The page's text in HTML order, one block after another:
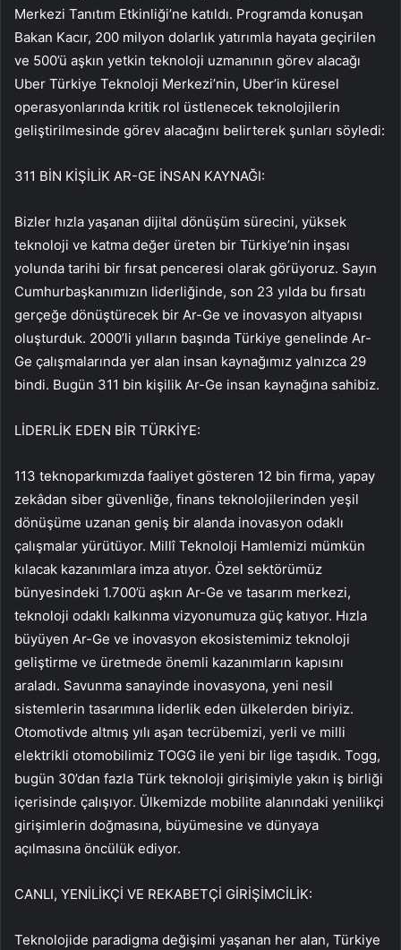
Merkezi Tanıtım Etkinliği’ne katıldı. Programda konuşan
Bakan Kacır, 200 milyon dolarlık yatırımla hayata geçirilen
ve 500’ü aşkın yetkin teknoloji uzmanının görev alacağı
Uber Türkiye Teknoloji Merkezi’nin, Uber’in küresel
operasyonlarında kritik rol üstlenecek teknolojilerin
geliştirilmesinde görev alacağını belirterek şunları söyledi:
311 BİN KİŞİLİK AR-GE İNSAN KAYNAĞI:
Bizler hızla yaşanan dijital dönüşüm sürecini, yüksek
teknoloji ve katma değer üreten bir Türkiye’nin inşası
yolunda tarihi bir fırsat penceresi olarak görüyoruz. Sayın
Cumhurbaşkanımızın liderliğinde, son 23 yılda bu fırsatı
gerçeğe dönüştürecek bir Ar-Ge ve inovasyon altyapısı
oluşturduk. 2000’li yılların başında Türkiye genelinde Ar-
Ge çalışmalarında yer alan insan kaynağımız yalnızca 29
bindi. Bugün 311 bin kişilik Ar-Ge insan kaynağına sahibiz.
LİDERLİK EDEN BİR TÜRKİYE:
113 teknoparkımızda faaliyet gösteren 12 bin firma, yapay
zekâdan siber güvenliğe, finans teknolojilerinden yeşil
dönüşüme uzanan geniş bir alanda inovasyon odaklı
çalışmalar yürütüyor. Millî Teknoloji Hamlemizi mümkün
kılacak kazanımlara imza atıyor. Özel sektörümüz
bünyesindeki 1.700’ü aşkın Ar-Ge ve tasarım merkezi,
teknoloji odaklı kalkınma vizyonumuza güç katıyor. Hızla
büyüyen Ar-Ge ve inovasyon ekosistemimiz teknoloji
geliştirme ve üretmede önemli kazanımların kapısını
araladı. Savunma sanayinde inovasyona, yeni nesil
sistemlerin tasarımına liderlik eden ülkelerden biriyiz.
Otomotivde altmış yılı aşan tecrübemizi, yerli ve milli
elektrikli otomobilimiz TOGG ile yeni bir lige taşıdık. Togg,
bugün 30’dan fazla Türk teknoloji girişimiyle yakın iş birliği
içerisinde çalışıyor. Ülkemizde mobilite alanındaki yenilikçi
girişimlerin doğmasına, büyümesine ve dünyaya
açılmasına öncülük ediyor.
CANLI, YENİLİKÇİ VE REKABETÇİ GİRİŞİMCİLİK:
Teknolojide paradigma değişimi yaşanan her alan, Türkiye